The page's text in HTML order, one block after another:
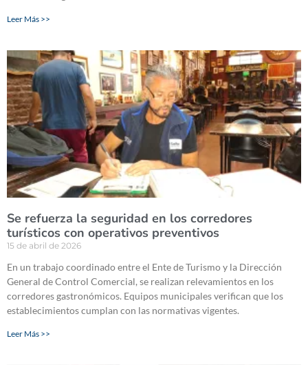
Leer Más >>
Se refuerza la seguridad en los corredores
turísticos con operativos preventivos
15 de abril de 2026
En un trabajo coordinado entre el Ente de Turismo y la Dirección
General de Control Comercial, se realizan relevamientos en los
corredores gastronómicos. Equipos municipales verifican que los
establecimientos cumplan con las normativas vigentes.
Leer Más >>